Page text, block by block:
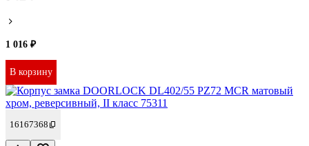
1 016 ₽
В корзину
16167368